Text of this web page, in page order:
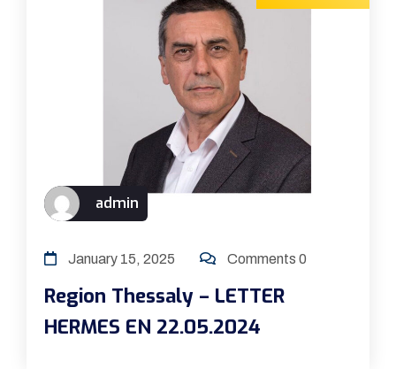
admin
January 15, 2025 Comments 0
Region Thessaly – LETTER
HERMES EN 22.05.2024